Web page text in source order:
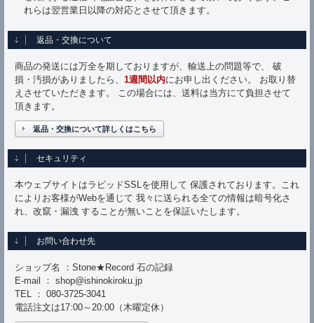
れらは翌営業日以降の対応とさせて頂きます。
返品・交換について
商品の発送には万全を期しておりますが、輸送上の問題等で、 破
損・汚損がありましたら、 1週間以内にお申し出ください。 お取り替
えさせていただきます。 この場合には、送料は当方にて負担させて
頂きます。
返品・交換について詳しくはこちら
セキュリティ
本ウェブサイトはラピッドSSLを使用して 保護されております。これ
によりお客様がWebを通じて 我々に送られる全ての情報は暗号化さ
れ、改竄・漏洩 することが無いことを保証いたします。
お問い合わせ先
ショップ名 ：Stone★Record 石の記録
E-mail ： shop@ishinokiroku.jp
TEL ： 080-3725-3041
電話注文は17:00～20:00（木曜定休）